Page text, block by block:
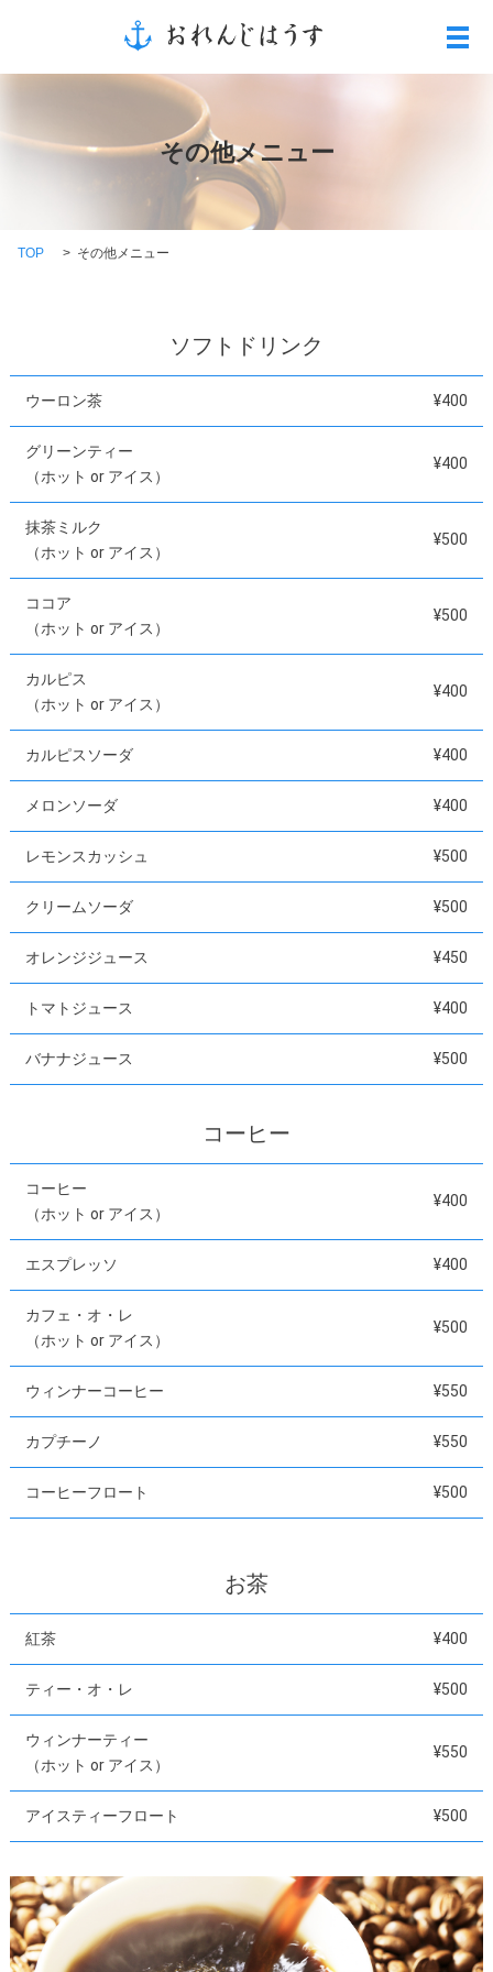
メ
その他メニュー
TOP その他メニュー
ソフトドリンク
ウーロン茶 ¥400
グリーンティー
（ホット or アイス）
¥400
抹茶ミルク
（ホット or アイス）
¥500
ココア
（ホット or アイス）
¥500
カルピス
（ホット or アイス）
¥400
カルピスソーダ ¥400
メロンソーダ ¥400
レモンスカッシュ ¥500
クリームソーダ ¥500
オレンジジュース ¥450
トマトジュース ¥400
バナナジュース ¥500
コーヒー
コーヒー
（ホット or アイス）
¥400
エスプレッソ ¥400
カフェ・オ・レ
（ホット or アイス）
¥500
ウィンナーコーヒー ¥550
カプチーノ ¥550
コーヒーフロート ¥500
お茶
紅茶 ¥400
ティー・オ・レ ¥500
ウィンナーティー
（ホット or アイス）
¥550
アイスティーフロート ¥500